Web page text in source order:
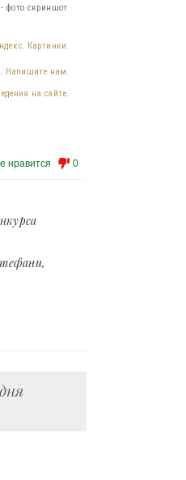
фото скриншот
Картинки.
Напишите нам.
на сайте.
нравится 0